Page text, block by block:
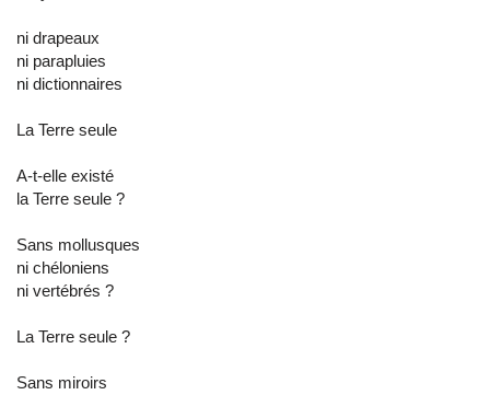
ni drapeaux
ni parapluies
ni dictionnaires
La Terre seule
A-t-elle existé
la Terre seule ?
Sans mollusques
ni chéloniens
ni vertébrés ?
La Terre seule ?
Sans miroirs